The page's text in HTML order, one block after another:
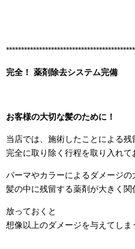
完全！ 薬剤除去システム完備
お客様の大切な髪のために！
当店では、施術したことによる残
完全に取り除く行程を取り入れて
パーマやカラーによるダメージの
髪の中に残留する薬剤が大きく関
放っておくと
想像以上のダメージを与えてしま